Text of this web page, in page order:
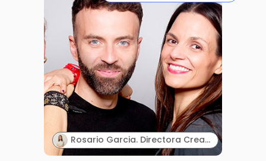
Rosario Garcia. Directora Creativa & Cofounder. Paraphernalia.